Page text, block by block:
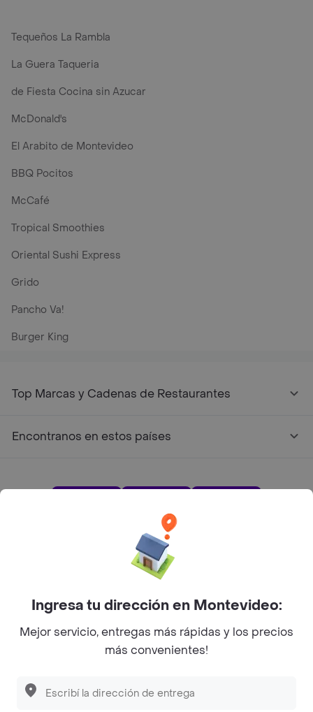
Tequeños La Rambla
La Guera Taqueria
de Fiesta Cocina sin Azucar
McDonald's
El Arabito de Montevideo
BBQ Pocitos
McCafé
Tropical Smoothies
Oriental Sushi Express
Grido
Pancho Va!
Burger King
Top Marcas y Cadenas de Restaurantes
Encontranos en estos países
Google play
Categorías
Ingresa tu dirección en Montevideo:
Mejor servicio, entregas más rápidas y los precios
más convenientes!